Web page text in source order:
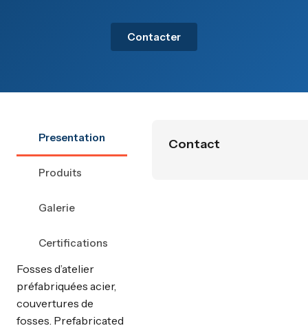
Contacter
Presentation
Produits
Galerie
Certifications
Fosses d’atelier
préfabriquées acier,
couvertures de
fosses. Prefabricated
Contact